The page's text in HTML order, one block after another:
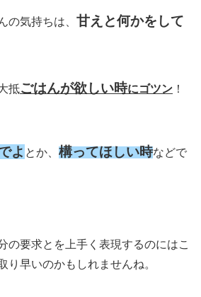
の気持ちは、 甘えと何かをして
抵ごはんが欲しい時にゴツン ！
よ とか、 構ってほしい時などで
の要求とを上手く表現するのにはこ
り早いのかもしれませんね。